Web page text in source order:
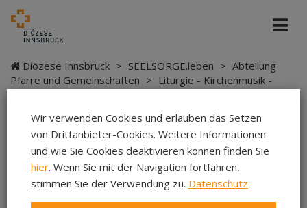
Diözese Innsbruck > SEELSORGE.leben > Abteilung
Pfarre und Gemeinschaften > Liturgie - Kirchenmusik -
NGL-Camp 2026
Wir verwenden Cookies und erlauben das Setzen
von Drittanbieter-Cookies. Weitere Informationen
und wie Sie Cookies deaktivieren können finden Sie
hier. Wenn Sie mit der Navigation fortfahren,
stimmen Sie der Verwendung zu. Datenschutz